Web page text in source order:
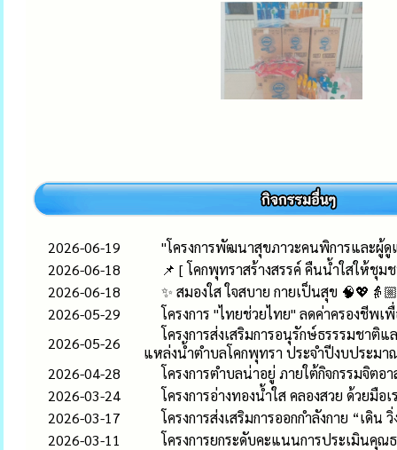
2026-06-19
"โครงการพัฒนาสุขภาวะคนพิการและผู้
2026-06-18
📌 [ โคกพุทราสร้างสรรค์ คืนน้ำใสให้ชุม
2026-06-18
✨ สมองใส ใจสบาย กายเป็นสุข
2026-05-29
โครงการ "ไทยช่วยไทย" ลดค่าครองชีพเ
2026-05-26
โครงการส่งเสริมการอนุรักษ์ธรรรมชาติ
แหล่งน้ำตำบลโคกพุทรา ประจำปีงบประมา
2026-04-28
โครงการตำบลน่าอยู่ ภายใต้กิจกรรมจิต
2026-03-24
โครงการอ่างทองน้ำใส คลองสวย ด้วยมื
2026-03-17
โครงการส่งเสริมการออกกำลังกาย “เดิ
2026-03-11
โครงการยกระดับคะแนนการประเมินคุ